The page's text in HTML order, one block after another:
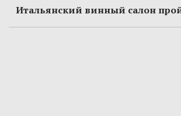
Итальянский винный салон